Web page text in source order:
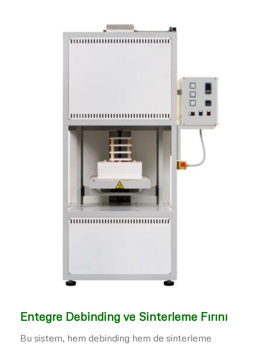
Entegre Debinding ve Sinterleme Fırını
Bu sistem, hem debinding hem de sinterleme